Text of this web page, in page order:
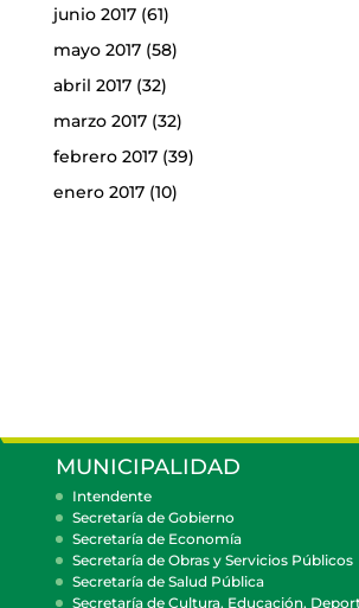
junio 2017(61)
mayo 2017(58)
abril 2017(32)
marzo 2017(32)
febrero 2017(39)
enero 2017(10)
MUNICIPALIDAD
Intendente
Secretaría de Gobierno
Secretaría de Economía
Secretaría de Obras y Servicios Públicos
Secretaría de Salud Pública
Secretaría de Cultura, Educación,